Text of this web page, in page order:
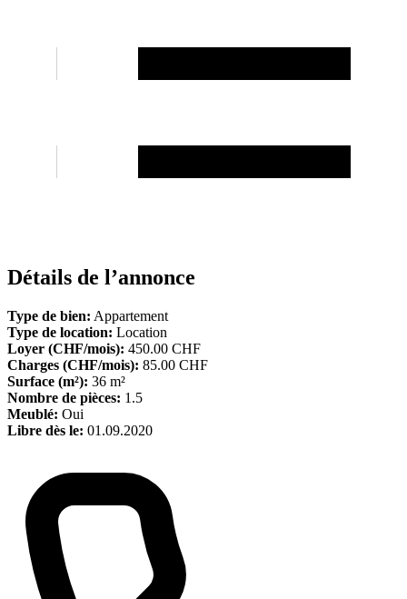
Détails de l’annonce
Type de bien: Appartement
Type de location: Location
Loyer (CHF/mois): 450.00 CHF
Charges (CHF/mois): 85.00 CHF
Surface (m²): 36 m²
Nombre de pièces: 1.5
Meublé: Oui
Libre dès le: 01.09.2020